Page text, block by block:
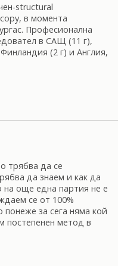
structural
в момента
Професионална
в САЩ (11 г),
(2 г) и Англия,
трябва да се
да знаем и как да
на още една партия не е
се от 100%
за сега няма кой
постепенен метод в